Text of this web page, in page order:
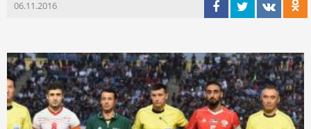
06.11.2016